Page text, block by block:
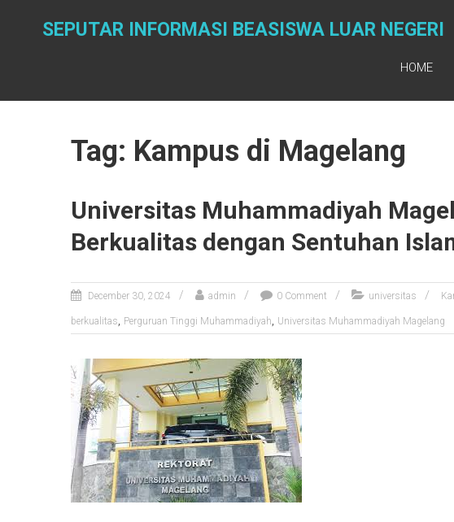
SEPUTAR INFORMASI BEASISWA LUAR NEGERI
HOME
Tag: Kampus di Magelang
Universitas Muhammadiyah
Berkualitas dengan Sentuhan
December 30, 2024 admin 0 Comment universitas
berkualitas, Perguruan Tinggi Muhammadiyah, Universitas Muhammadiyah Magelang